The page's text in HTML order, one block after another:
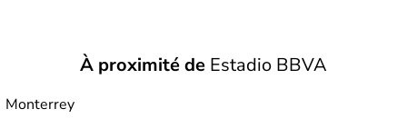
À proximité de Estadio BBVA
Monterrey